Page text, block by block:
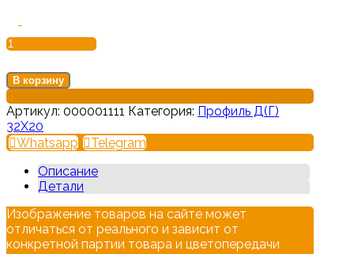
товара
Ремень
2120(Привода
вентилятора
очистки)
-
В корзину
Артикул: 000001111 Категория: Профиль Д(Г)
32Х20
Whatsapp
Telegram
Описание
Детали
Изображение товаров на сайте может
отличаться от реального и зависит от
конкретной партии товара и цветопередачи